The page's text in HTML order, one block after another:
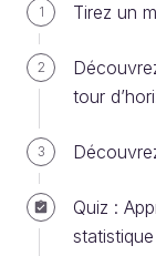
1 Tirez un
2
tour
3
Quiz :
statistique